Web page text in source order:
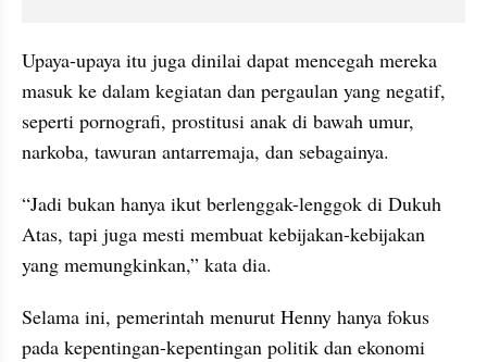
Upaya-upaya itu juga dinilai dapat mencegah mereka
masuk ke dalam kegiatan dan pergaulan yang negatif,
seperti pornografi, prostitusi anak di bawah umur,
narkoba, tawuran antarremaja, dan sebagainya.
“Jadi bukan hanya ikut berlenggak-lenggok di Dukuh
Atas, tapi juga mesti membuat kebijakan-kebijakan
yang memungkinkan,” kata dia.
Selama ini, pemerintah menurut Henny hanya fokus
pada kepentingan-kepentingan politik dan ekonomi